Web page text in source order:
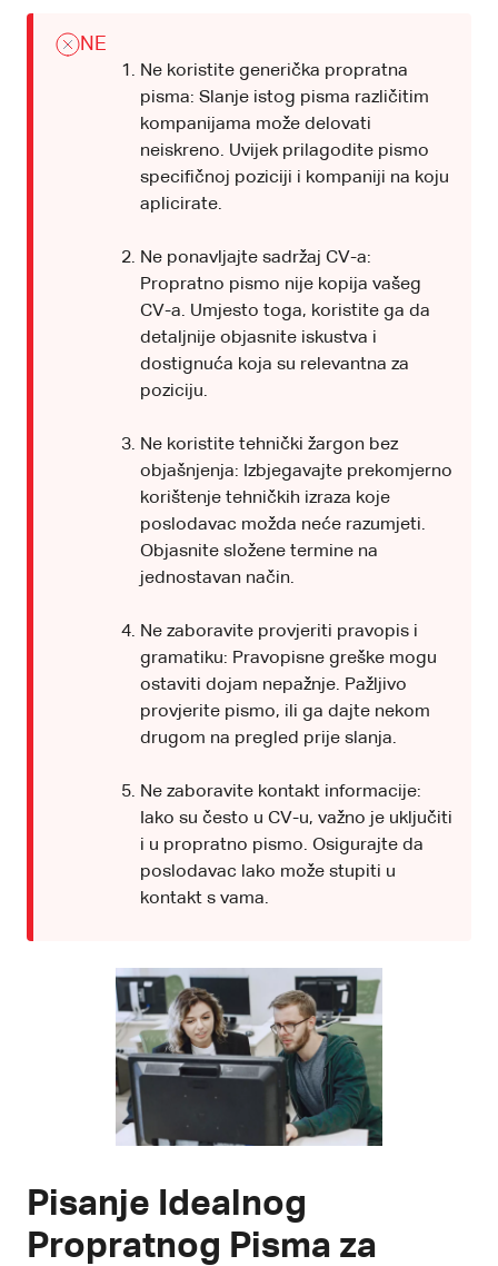
NE
Ne koristite generička propratna
pisma: Slanje istog pisma različitim
kompanijama može delovati
neiskreno. Uvijek prilagodite pismo
specifičnoj poziciji i kompaniji na koju
aplicirate.
Ne ponavljajte sadržaj CV-a:
Propratno pismo nije kopija vašeg
CV-a. Umjesto toga, koristite ga da
detaljnije objasnite iskustva i
dostignuća koja su relevantna za
poziciju.
Ne koristite tehnički žargon bez
objašnjenja: Izbjegavajte prekomjerno
korištenje tehničkih izraza koje
poslodavac možda neće razumjeti.
Objasnite složene termine na
jednostavan način.
Ne zaboravite provjeriti pravopis i
gramatiku: Pravopisne greške mogu
ostaviti dojam nepažnje. Pažljivo
provjerite pismo, ili ga dajte nekom
drugom na pregled prije slanja.
Ne zaboravite kontakt informacije:
Iako su često u CV-u, važno je uključiti
i u propratno pismo. Osigurajte da
poslodavac lako može stupiti u
kontakt s vama.
Pisanje Idealnog
Propratnog Pisma za